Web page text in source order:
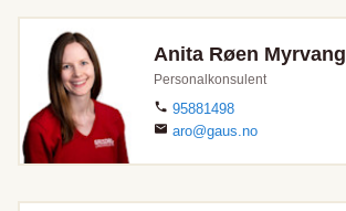
Anita Røen Myrvang
Personalkonsulent
95881498
aro@gaus.no